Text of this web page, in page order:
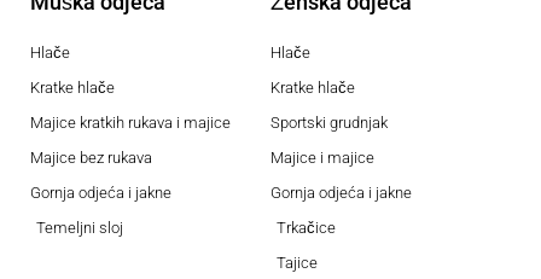
Hlače
Kratke hlače
Majice kratkih rukava i majice
Majice bez rukava
Gornja odjeća i jakne
Temeljni sloj
Hlače
Kratke hlače
Sportski grudnjak
Majice i majice
Gornja odjeća i jakne
Trkačice
Tajice